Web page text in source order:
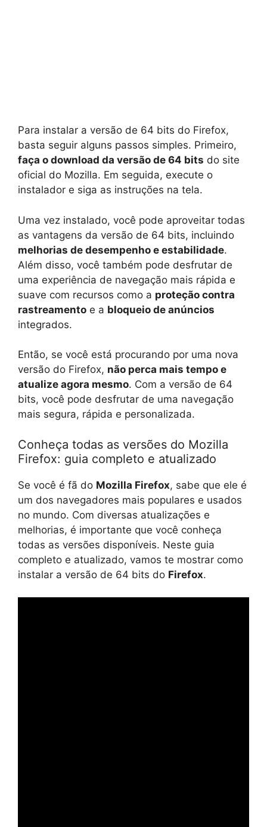
Para instalar a versão de 64 bits do Firefox,
basta seguir alguns passos simples. Primeiro,
faça o download da versão de 64 bits do site
oficial do Mozilla. Em seguida, execute o
instalador e siga as instruções na tela.
Uma vez instalado, você pode aproveitar todas
as vantagens da versão de 64 bits, incluindo
melhorias de desempenho e estabilidade.
Além disso, você também pode desfrutar de
uma experiência de navegação mais rápida e
suave com recursos como a proteção contra
rastreamento e a bloqueio de anúncios
integrados.
Então, se você está procurando por uma nova
versão do Firefox, não perca mais tempo e
atualize agora mesmo. Com a versão de 64
bits, você pode desfrutar de uma navegação
mais segura, rápida e personalizada.
Conheça todas as versões do Mozilla
Firefox: guia completo e atualizado
Se você é fã do Mozilla Firefox, sabe que ele é
um dos navegadores mais populares e usados
no mundo. Com diversas atualizações e
melhorias, é importante que você conheça
todas as versões disponíveis. Neste guia
completo e atualizado, vamos te mostrar como
instalar a versão de 64 bits do Firefox.